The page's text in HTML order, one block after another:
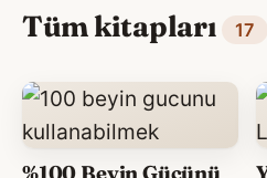
Tüm kitapları 17
%100 Beyin Gücünü